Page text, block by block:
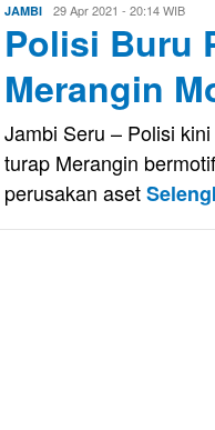
JAMBI Eri
Saputra
29 Apr 2021 - 20:14 WIB
Polisi Buru
Merangin
Jambi Seru – Polisi
turap Merangin
perusakan aset